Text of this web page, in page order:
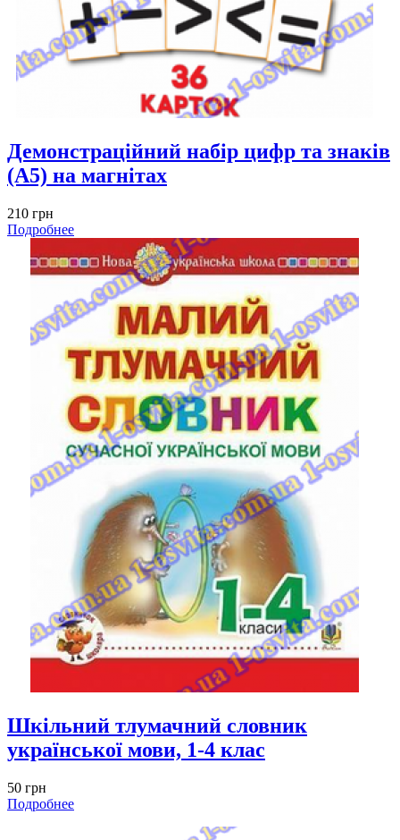
Демонстраційний набір цифр та знаків
(А5) на магнітах
210 грн
Подробнее
Шкільний тлумачний словник
української мови, 1-4 клас
50 грн
Подробнее